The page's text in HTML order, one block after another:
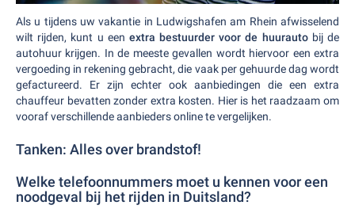
Als u tijdens uw vakantie in Ludwigshafen am Rhein afwisselend
wilt rijden, kunt u een extra bestuurder voor de huurautobij de
autohuur krijgen. In de meeste gevallen wordt hiervoor een extra
vergoeding in rekening gebracht, die vaak per gehuurde dag wordt
gefactureerd. Er zijn echter ook aanbiedingen die een extra
chauffeur bevatten zonder extra kosten. Hier is het raadzaam om
vooraf verschillende aanbieders online te vergelijken.
Tanken: Alles over brandstof!
Welke telefoonnummers moet u kennen voor een
noodgeval bij het rijden in Duitsland?